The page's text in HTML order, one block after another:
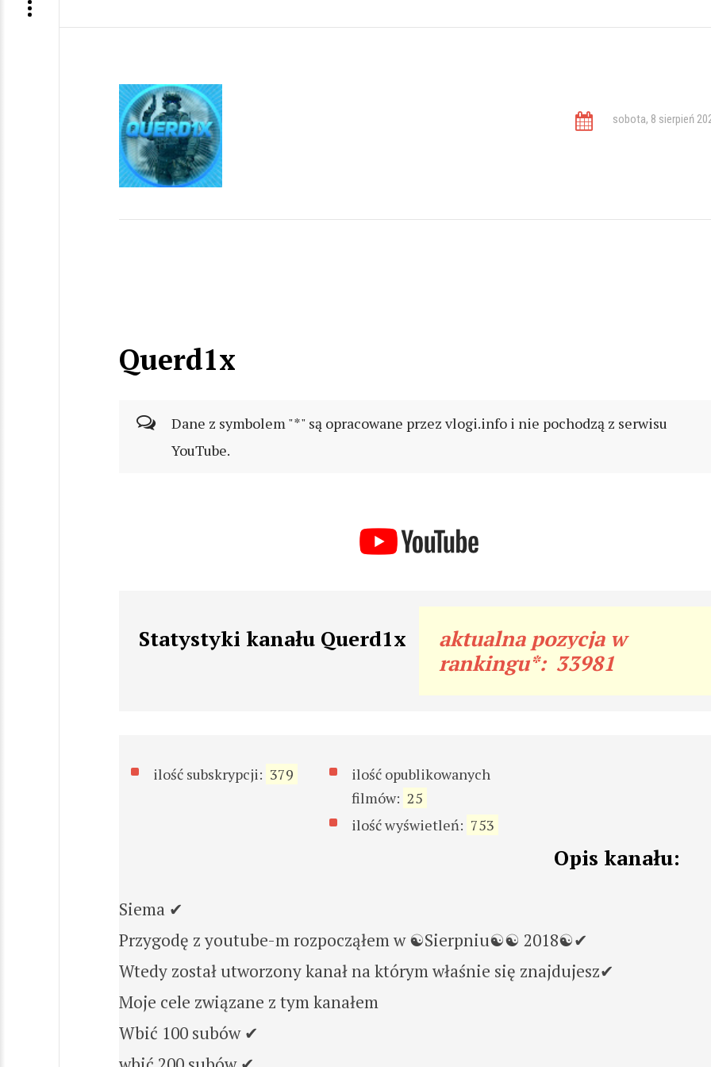
sobota, 8 sierpień
Querd1x
Dane z symbolem "*" są opracowane przez vlogi.info i nie pochodzą z serwisu
YouTube.
Statystyki kanału Querd1x
aktualna pozycja w
rankingu*: 33981
ilość subskrypcji: 379
ilość opublikowanych
filmów: 25
ilość wyświetleń: 753
Opis kanału:
Siema ✔
Przygodę z youtube-m rozpocząłem w ☯Sierpniu☯☯ 2018☯✔
Wtedy został utworzony kanał na którym właśnie się znajdujesz✔
Moje cele związane z tym kanałem
Wbić 100 subów ✔